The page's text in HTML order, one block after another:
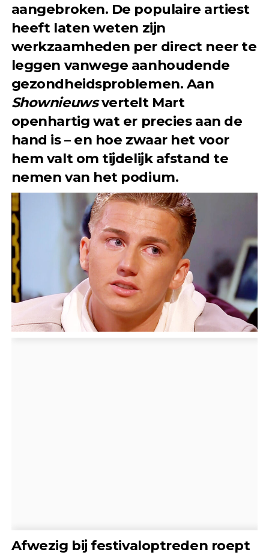
aangebroken. De populaire artiest
heeft laten weten zijn
werkzaamheden per direct neer te
leggen vanwege aanhoudende
gezondheidsproblemen. Aan
Shownieuwsvertelt Mart
openhartig wat er precies aan de
hand is – en hoe zwaar het voor
hem valt om tijdelijk afstand te
nemen van het podium.
Afwezig bij festivaloptreden roept